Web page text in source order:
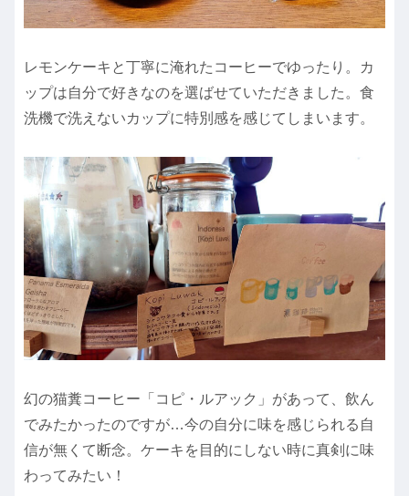
レモンケーキと丁寧に淹れたコーヒーでゆったり。カ
ップは自分で好きなのを選ばせていただきました。食
洗機で洗えないカップに特別感を感じてしまいます。
幻の猫糞コーヒー「コピ・ルアック」があって、飲ん
でみたかったのですが…今の自分に味を感じられる自
信が無くて断念。ケーキを目的にしない時に真剣に味
わってみたい！